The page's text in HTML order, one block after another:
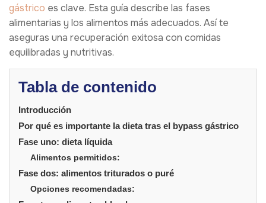
gástrico es clave. Esta guía describe las fases
alimentarias y los alimentos más adecuados. Así te
aseguras una recuperación exitosa con comidas
equilibradas y nutritivas.
Tabla de contenido
Introducción
Por qué es importante la dieta tras el bypass gástrico
Fase uno: dieta líquida
Alimentos permitidos:
Fase dos: alimentos triturados o puré
Opciones recomendadas: